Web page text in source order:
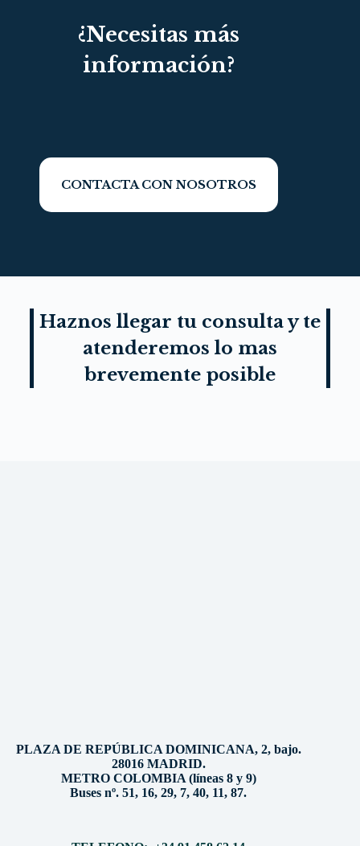
¿Necesitas más
información?
CONTACTA CON NOSOTROS
Haznos llegar tu consulta y te
atenderemos lo mas
brevemente posible
PLAZA DE REPÚBLICA DOMINICANA, 2, bajo.
28016 MADRID.
METRO COLOMBIA (líneas 8 y 9)
Buses nº. 51, 16, 29, 7, 40, 11, 87.